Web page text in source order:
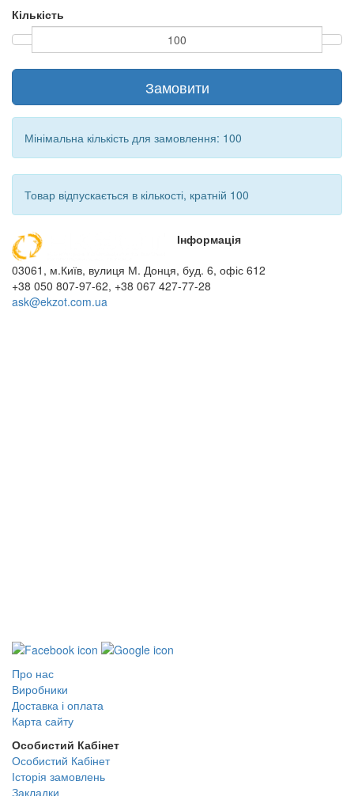
Кількість
Замовити
Мінімальна кількість для замовлення: 100
Товар відпускається в кількості, кратній 100
03061, м.Київ, вулиця М. Донця, буд. 6, офіс 612
+38 050 807-97-62, +38 067 427-77-28
ask@ekzot.com.ua
Інформація
Про нас
Виробники
Доставка і оплата
Карта сайту
Особистий Кабінет
Особистий Кабінет
Історія замовлень
Закладки